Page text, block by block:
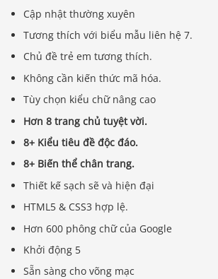
Cập nhật thường xuyên
Tương thích với biểu mẫu liên hệ 7.
Chủ đề trẻ em tương thích.
Không cần kiến ​​thức mã hóa.
Tùy chọn kiểu chữ nâng cao
Hơn 8 trang chủ tuyệt vời.
8+ Kiểu tiêu đề độc đáo.
8+ Biến thể chân trang.
Thiết kế sạch sẽ và hiện đại
HTML5 & CSS3 hợp lệ.
Hơn 600 phông chữ của Google
Khởi động 5
Sẵn sàng cho võng mạc